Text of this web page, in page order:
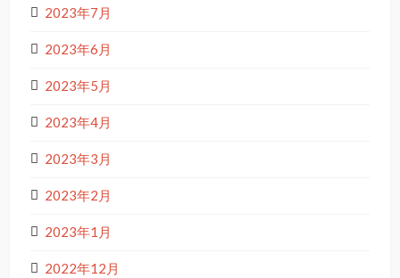
2023年7月
2023年6月
2023年5月
2023年4月
2023年3月
2023年2月
2023年1月
2022年12月